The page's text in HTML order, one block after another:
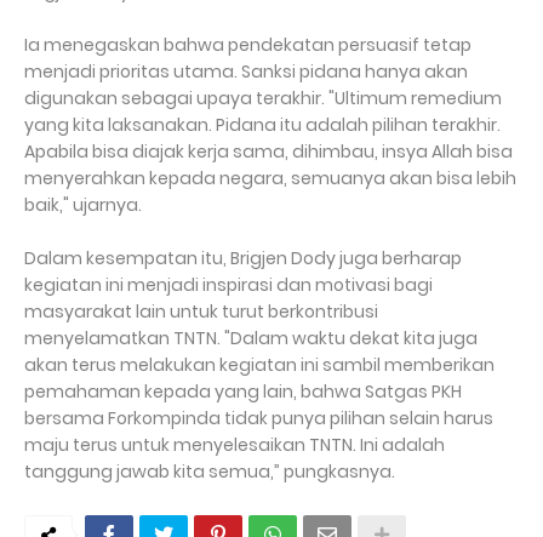
Ia menegaskan bahwa pendekatan persuasif tetap
menjadi prioritas utama. Sanksi pidana hanya akan
digunakan sebagai upaya terakhir. "Ultimum remedium
yang kita laksanakan. Pidana itu adalah pilihan terakhir.
Apabila bisa diajak kerja sama, dihimbau, insya Allah bisa
menyerahkan kepada negara, semuanya akan bisa lebih
baik," ujarnya.
Dalam kesempatan itu, Brigjen Dody juga berharap
kegiatan ini menjadi inspirasi dan motivasi bagi
masyarakat lain untuk turut berkontribusi
menyelamatkan TNTN. "Dalam waktu dekat kita juga
akan terus melakukan kegiatan ini sambil memberikan
pemahaman kepada yang lain, bahwa Satgas PKH
bersama Forkompinda tidak punya pilihan selain harus
maju terus untuk menyelesaikan TNTN. Ini adalah
tanggung jawab kita semua,” pungkasnya.